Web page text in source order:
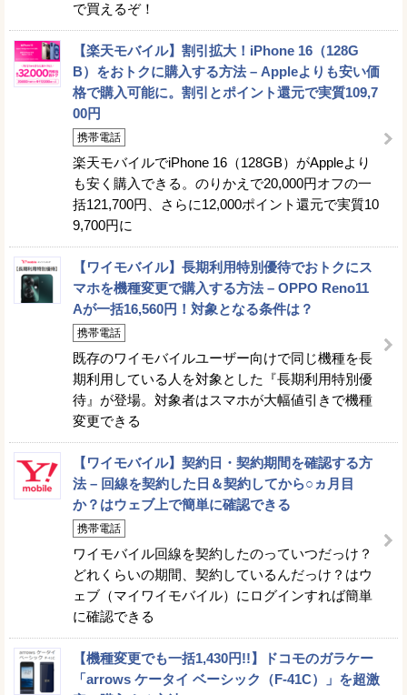
で買えるぞ！
【楽天モバイル】割引拡大！iPhone 16（128G
B）をおトクに購入する方法 – Appleよりも安い価
格で購入可能に。割引とポイント還元で実質109,7
00円
携帯電話
楽天モバイルでiPhone 16（128GB）がAppleより
も安く購入できる。のりかえで20,000円オフの一
括121,700円、さらに12,000ポイント還元で実質10
9,700円に
【ワイモバイル】長期利用特別優待でおトクにス
マホを機種変更で購入する方法 – OPPO Reno11
Aが一括16,560円！対象となる条件は？
携帯電話
既存のワイモバイルユーザー向けで同じ機種を長
期利用している人を対象とした『長期利用特別優
待』が登場。対象者はスマホが大幅値引きで機種
変更できる
【ワイモバイル】契約日・契約期間を確認する方
法 – 回線を契約した日＆契約してから○ヵ月目
か？はウェブ上で簡単に確認できる
携帯電話
ワイモバイル回線を契約したのっていつだっけ？
どれくらいの期間、契約しているんだっけ？はウ
ェブ（マイワイモバイル）にログインすれば簡単
に確認できる
【機種変更でも一括1,430円!!】ドコモのガラケー
「arrows ケータイ ベーシック（F-41C）」を超激